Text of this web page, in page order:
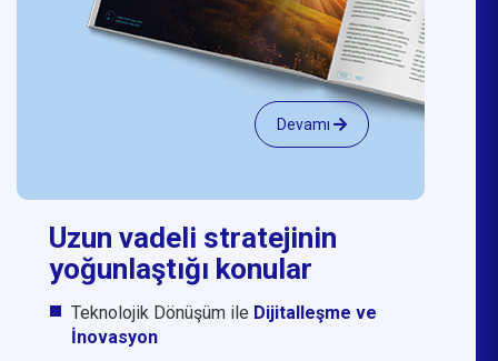
Devamı
Uzun vadeli stratejinin
yoğunlaştığı konular
Teknolojik Dönüşüm ile Dijitalleşme ve
İnovasyon